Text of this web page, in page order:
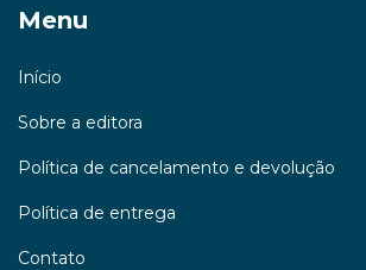
Menu
Início
Sobre a editora
Política de cancelamento e devolução
Política de entrega
Contato